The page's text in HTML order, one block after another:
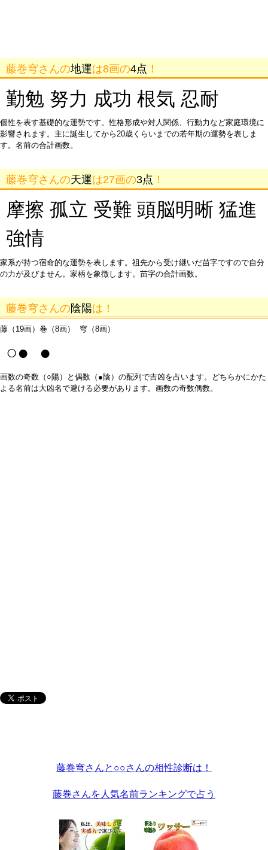
藤巻穹さんの地運は8画の4点 ！
勤勉 努力 成功 根気 忍耐
個性を表す基礎的な運勢です。性格形成や対人関係、行動力など家庭環境に
影響されます。主に誕生してから20歳くらいまでの若年期の運勢を表しま
す。名前の合計画数。
藤巻穹さんの天運は27画の3点 ！
摩擦 孤立 受難 頭脳明晰 猛進
強情
家系が持つ宿命的な運勢を表します。祖先から受け継いだ苗字ですので自分
の力が及びません。家柄を象徴します。苗字の合計画数。
藤巻穹さんの陰陽は！
藤（19画）巻（8画） 穹（8画）
○● ●
画数の奇数（○陽）と偶数（●陰）の配列で吉凶を占います。どちらかにかた
よる名前は大凶名で避ける必要があります。画数の奇数偶数。
藤巻穹さんと○○さんの相性診断は！
藤巻さんを人気名前ランキングで占う